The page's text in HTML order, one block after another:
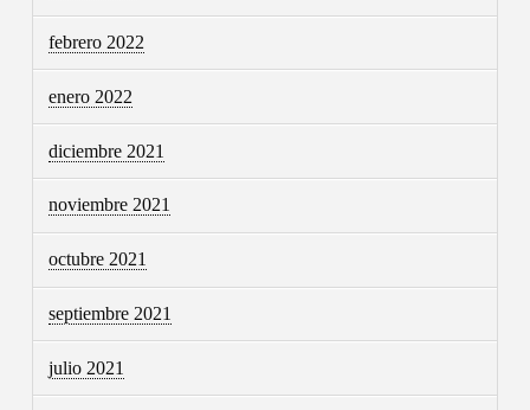
febrero 2022
enero 2022
diciembre 2021
noviembre 2021
octubre 2021
septiembre 2021
julio 2021